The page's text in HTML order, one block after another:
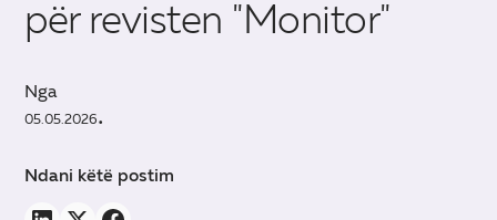
për revisten "Monitor"
Nga
05.05.2026•
Ndani këtë postim